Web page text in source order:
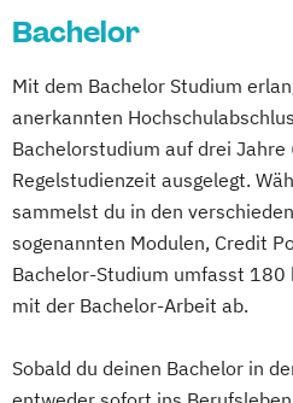
Bachelor
Mit dem Bachelor Studium
anerkannten
Bachelorstudium auf drei Jahre
Regelstudienzeit ausgelegt.
sammelst du in den
sogenannten Modulen, Credit
Bachelor-Studium umfasst 180
mit der Bachelor-Arbeit ab.
Sobald du deinen Bachelor in